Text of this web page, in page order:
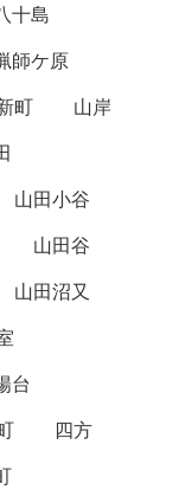
十島
師ケ原
町
山岸
山田小谷
山田谷
山田沼又
台
四方